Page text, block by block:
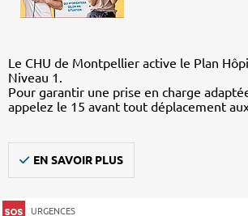
Le CHU de Montpellier active le Plan
Niveau 1.
Pour garantir une prise en charge
appelez le 15 avant tout déplacement
EN SAVOIR PLUS
URGENCES